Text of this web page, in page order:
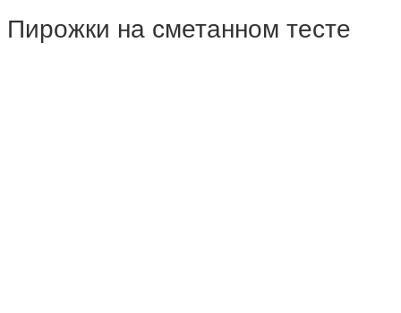
Пирожки на сметанном тесте